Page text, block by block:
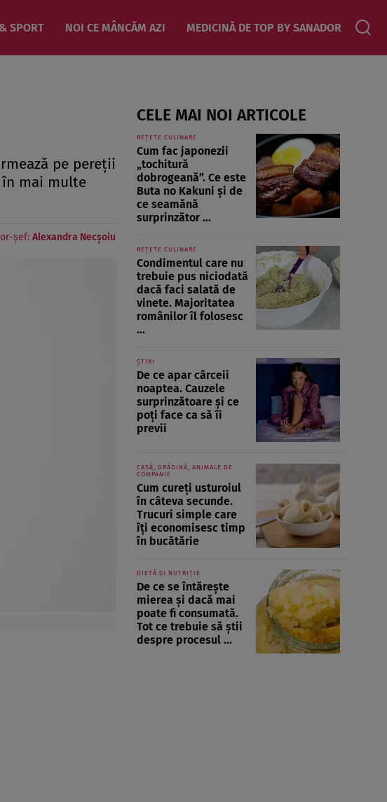
SPORT NOI CE MÂNCĂM AZI MEDICINĂ DE TOP BY SANADOR
pe pereții
mai multe
șef: Alexandra Necșoiu
CELE MAI NOI ARTICOLE
REȚETE CULINARE
Cum fac japonezii
„tochitură
dobrogeană”. Ce este
Buta no Kakuni și de
ce seamănă
surprinzător ...
REȚETE CULINARE
Condimentul care nu
trebuie pus niciodată
dacă faci salată de
vinete. Majoritatea
românilor îl folosesc
...
ȘTIRI
De ce apar cârceii
noaptea. Cauzele
surprinzătoare și ce
poți face ca să îi
previi
CASĂ, GRĂDINĂ, ANIMALE DE
COMPANIE
Cum cureți usturoiul
în câteva secunde.
Trucuri simple care
îți economisesc timp
în bucătărie
DIETĂ ȘI NUTRIȚIE
De ce se întărește
mierea și dacă mai
poate fi consumată.
Tot ce trebuie să știi
despre procesul ...